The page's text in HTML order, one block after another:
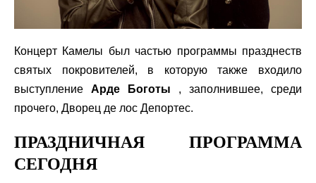
Концерт Камелы был частью программы празднеств
святых покровителей, в которую также входило
выступление Арде Боготы , заполнившее, среди
прочего, Дворец де лос Депортес.
ПРАЗДНИЧНАЯ ПРОГРАММА
СЕГОДНЯ